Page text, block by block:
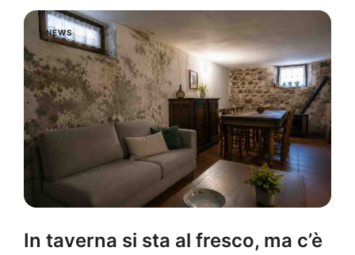
NEWS
In taverna si sta al fresco, ma c’è